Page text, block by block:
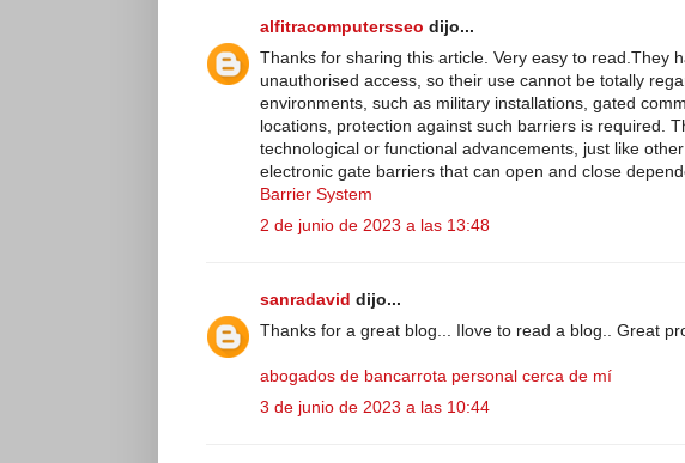
alfitracomputersseo dijo...
Thanks for sharing this article. Very easy to read.They
unauthorised access, so their use cannot be totally
environments, such as military installations, gated
locations, protection against such barriers is required.
technological or functional advancements, just like
electronic gate barriers that can open and close
Barrier System
2 de junio de 2023 a las 13:48
sanradavid dijo...
Thanks for a great blog... Ilove to read a blog.. Great
abogados de bancarrota personal cerca de mí
3 de junio de 2023 a las 10:44